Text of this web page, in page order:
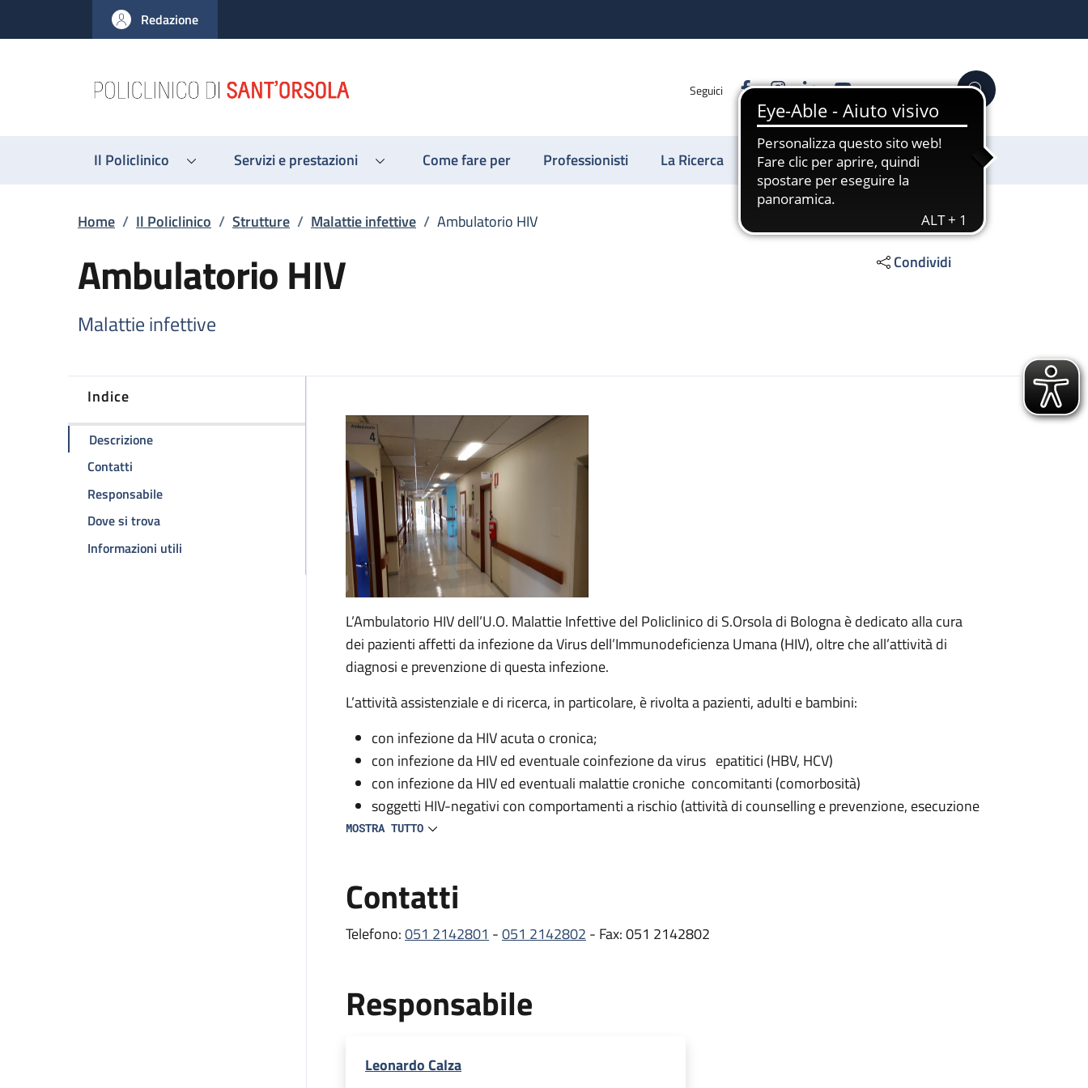
al contenuto principale
to footer content
Redazione
Seguici FacebookInstagram
LinkedinYouTube Cerca
Il Policlinico Servizi e prestazioni Come fare per Professionisti La Ricerca Sostienici
Briciole di pane
Home / Il Policlinico / Strutture / Malattie infettive / Ambulatorio HIV
Ambulatorio HIV
Malattie infettive
Condividi
Indice
Descrizionedella pagina Ambulatorio HIV
Contatti
Responsabiledella pagina Ambulatorio HIV
Dove si trovadella pagina Ambulatorio HIV
Informazioni utili
Descrizione
L’Ambulatorio HIV dell’U.O. Malattie Infettive del Policlinico di S.Orsola di Bologna è dedicato alla cura
dei pazienti affetti da infezione da Virus dell’Immunodeficienza Umana (HIV), oltre che all’attività di
diagnosi e prevenzione di questa infezione.
L’attività assistenziale e di ricerca, in particolare, è rivolta a pazienti, adulti e bambini:
con infezione da HIV acuta o cronica;
con infezione da HIV ed eventuale coinfezione da virus epatitici (HBV, HCV)
con infezione da HIV ed eventuali malattie croniche concomitanti (comorbosità)
soggetti HIV-negativi con comportamenti a rischio (attività di counselling e prevenzione, esecuzione
del test HIV).
antiretrovirali) e partecipa a vari studi clinici nazionali e internazionali relativi all’infezione da HIV,
alle comorbosità e all’efficacia/tollerabilità dei farmaci antiretrovirali.
L’ambulatorio si occupa dei pazienti con infezione da HIV, svolgendo un’attività assistenziale che
monitoraggio dell’infezione, oltre alla prescrizione e distribuzione della terapia antiretrovirale e degli altri
farmaci per il trattamento delle comorbosità (erogati dalla Farmacia Ospedaliera con un punto di
MOSTRA TUTTO
Contatti
Telefono:051 2142801 -051 2142802 - Fax: 051 2142802
Responsabile
Leonardo Calza